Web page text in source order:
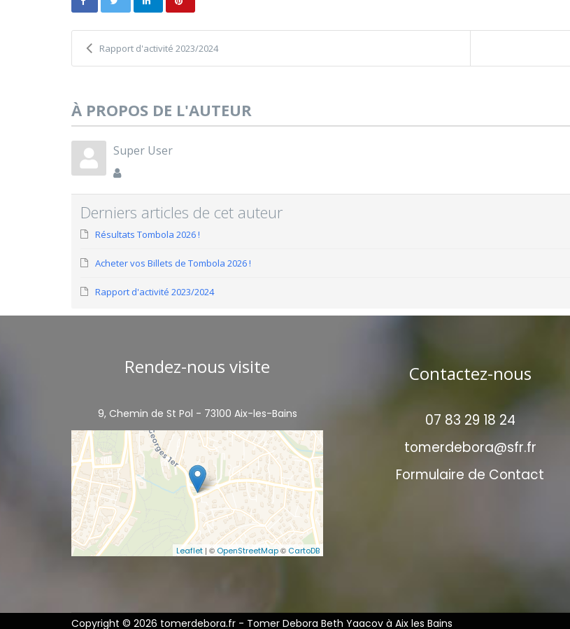
Rapport d'activité 2023/2024
À PROPOS DE L'AUTEUR
Super User
Derniers articles de cet auteur
Résultats Tombola 2026 !
Acheter vos Billets de Tombola 2026 !
Rapport d'activité 2023/2024
Rendez-nous visite
9, Chemin de St Pol - 73100 Aix-les-Bains
Leaflet | © OpenStreetMap© CartoDB
Contactez-nous
07 83 29 18 24
tomerdebora@sfr.fr
Formulaire de Contact
Copyright © 2026 tomerdebora.fr - Tomer Debora Beth Yaacov à Aix les Bains